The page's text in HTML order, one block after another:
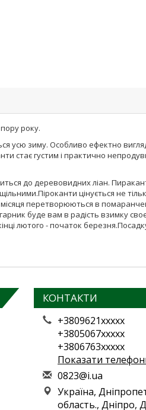
року.
усю зиму. Особливо ефектно
стає густим і практично
до деревовидних ліан.
цінується не
місяця перетворюються в
буде вам в радість взимку
лютого - початок
КОНТАКТИ
+3809621xxxxx
+3805067xxxxx
+3806763xxxxx
Показати
0823@i.ua
Україна,
область., Дніпро,